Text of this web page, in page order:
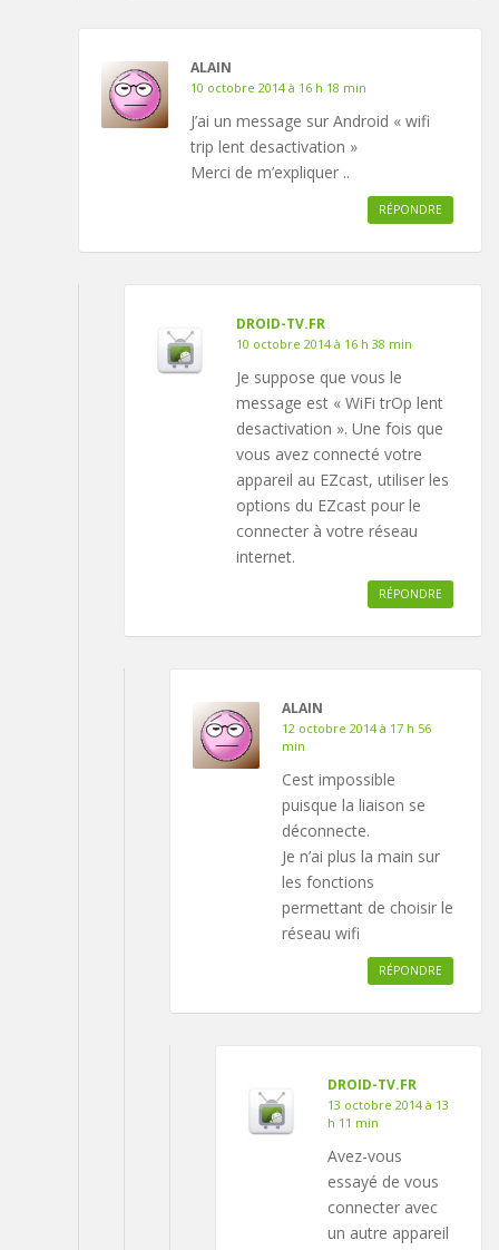
ALAIN
10 octobre 2014 à 16 h 18 min
J’ai un message sur Android « wifi
trip lent desactivation »
Merci de m’expliquer ..
RÉPONDRE
DROID-TV.FR
10 octobre 2014 à 16 h 38 min
Je suppose que vous le
message est « WiFi trOp lent
desactivation ». Une fois que
vous avez connecté votre
appareil au EZcast, utiliser les
options du EZcast pour le
connecter à votre réseau
internet.
RÉPONDRE
ALAIN
12 octobre 2014 à 17 h 56
min
Cest impossible
puisque la liaison se
déconnecte.
Je n’ai plus la main sur
les fonctions
permettant de choisir le
réseau wifi
RÉPONDRE
DROID-TV.FR
13 octobre 2014 à 13
h 11 min
Avez-vous
essayé de vous
connecter avec
un autre appareil